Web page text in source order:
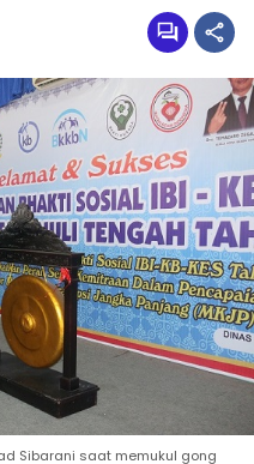
Sibarani saat memukul gong